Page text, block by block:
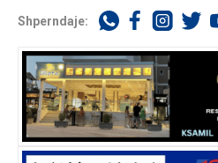
Shperndaje: